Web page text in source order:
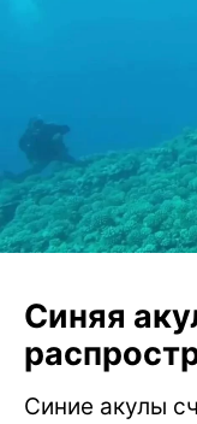
Синяя
Синие акулы